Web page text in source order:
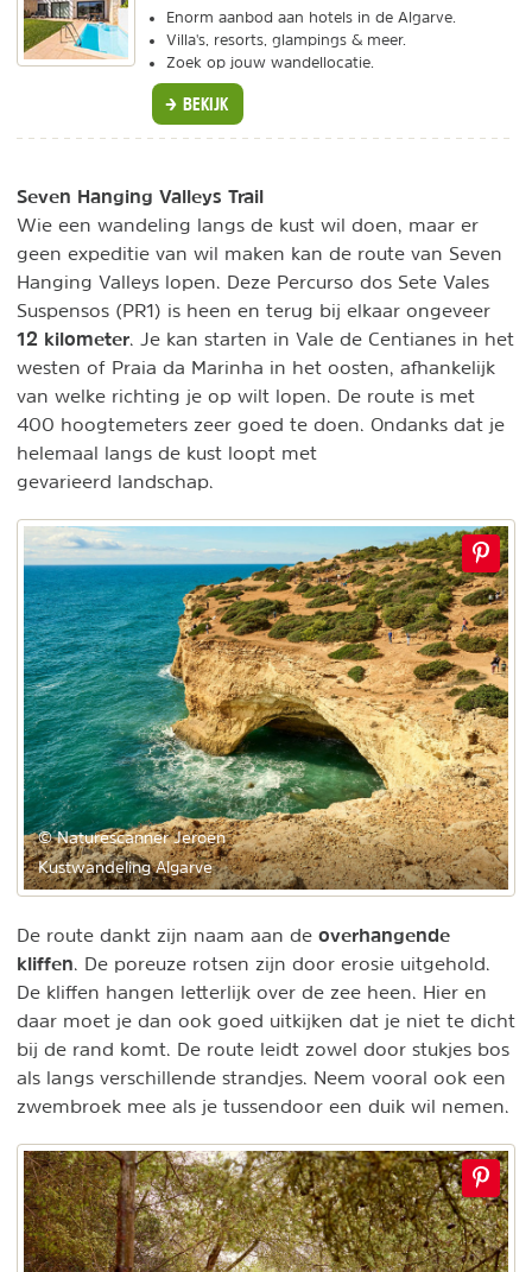
Enorm aanbod aan hotels in de Algarve.
Villa's, resorts, glampings & meer.
Zoek op jouw wandellocatie.
BEKIJK
Seven Hanging Valleys Trail
Wie een wandeling langs de kust wil doen, maar er
geen expeditie van wil maken kan de route van Seven
Hanging Valleys lopen. Deze Percurso dos Sete Vales
Suspensos (PR1) is heen en terug bij elkaar ongeveer
12 kilometer . Je kan starten in Vale de Centianes in het
westen of Praia da Marinha in het oosten, afhankelijk
van welke richting je op wilt lopen. De route is met
400 hoogtemeters zeer goed te doen. Ondanks dat je
helemaal langs de kust loopt met
gevarieerd landschap.
© Naturescanner Jeroen
Kustwandeling Algarve
De route dankt zijn naam aan de overhangende
kliffen . De poreuze rotsen zijn door erosie uitgehold.
De kliffen hangen letterlijk over de zee heen. Hier en
daar moet je dan ook goed uitkijken dat je niet te dicht
bij de rand komt. De route leidt zowel door stukjes bos
als langs verschillende strandjes. Neem vooral ook een
zwembroek mee als je tussendoor een duik wil nemen.